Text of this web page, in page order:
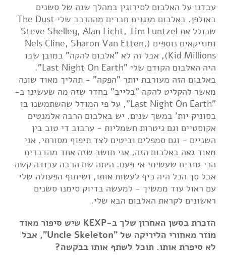
עבדנו על האלבום לסירוגין במהלך שנה של סשנים
באולפן. באלבום מנגנים חברים מההרכב שלי The Dust
שכולל את Steve Shelley, Alan Licht, Tim Luntzel
ומוזיקאים נוספים (Nels Cline, Sharon Van Etten,
Kid Millions), אבל זה לא "אלבום להקה" במובן שבו
היה האלבום הקודם שלי "Last Night On Earth".
באלבום הזה מעורבת יותר "הפקה" - תהליך מאוד שונה
מאשר להקליט להקה "בלייב" בחדר שזה מה שעשינו ב-
"Last Night On Earth", על פי המודל שהשתמשנו בו
בסוניק יות' במשך שנים. יש באלבום הרבה אלמנטים
אקוסטיים וגם גיטרות חשמליות - ערבוב די טוב בין
השניים - וגם סמפלים וביטים לצד תיפוף מסורתי. אני
מאוד גאה באלבום הזה, אני חושב שזה אחד מהדברים
הכי טובים שעשיתי אי פעם. היתה שם הרבה עבודה קשה
אבל סך הכל היה כיף לעשות אותו, ושיתוף הפעולה שלי
עם ראול עוד ממשיך - למעשה בדיוק סימנו סשנים
ראשונים לקראת האלבום הבא שלי.
הזכרת בסשן האחרון שלך ב-KEXP שיש סיפור מאוד
מוזר מאחורי הליריקה של "Uncle Skeleton", אבל
לא סיפרת אותו. תוכל לשתף אותו בבקשה?